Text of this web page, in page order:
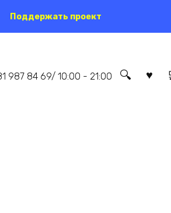
Поддержать проект
987 84 69/ 10:00 - 21:00